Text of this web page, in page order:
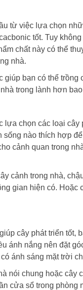
từ việc lựa chọn
tốt. Tuy
chất này có thể
nhà.
bạn có thể
trong lành hơn
chọn các loại cây
nào thích hợp
cảnh quan trong
cảnh trong nhà,
gian hiện có. Hoặc
cây phát triển tốt,
ánh nắng nên đặt
ánh sáng mặt trời
nói chung hoặc cây
cửa sổ trong phòng